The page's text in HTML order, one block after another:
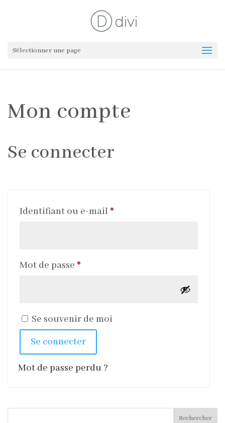
Sélectionner une page
Mon compte
Se connecter
Identifiant ou e-mail *
Mot de passe *
Se souvenir de moi
Se connecter
Mot de passe perdu ?
Rechercher